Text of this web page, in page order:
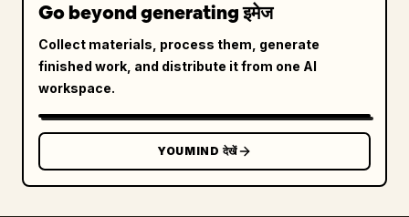
Go beyond generating इमेज
Collect materials, process them, generate
finished work, and distribute it from one AI
workspace.
YOUMIND देखें